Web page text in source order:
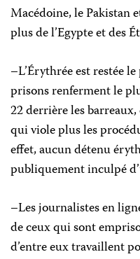
Macédoine, le Pakistan
plus de l’Egypte et des
–L’Érythrée est restée
prisons renferment le
22 derrière les barreaux,
qui viole plus les
effet, aucun détenu
publiquement inculpé
–Les journalistes en
de ceux qui sont
d’entre eux travaillent